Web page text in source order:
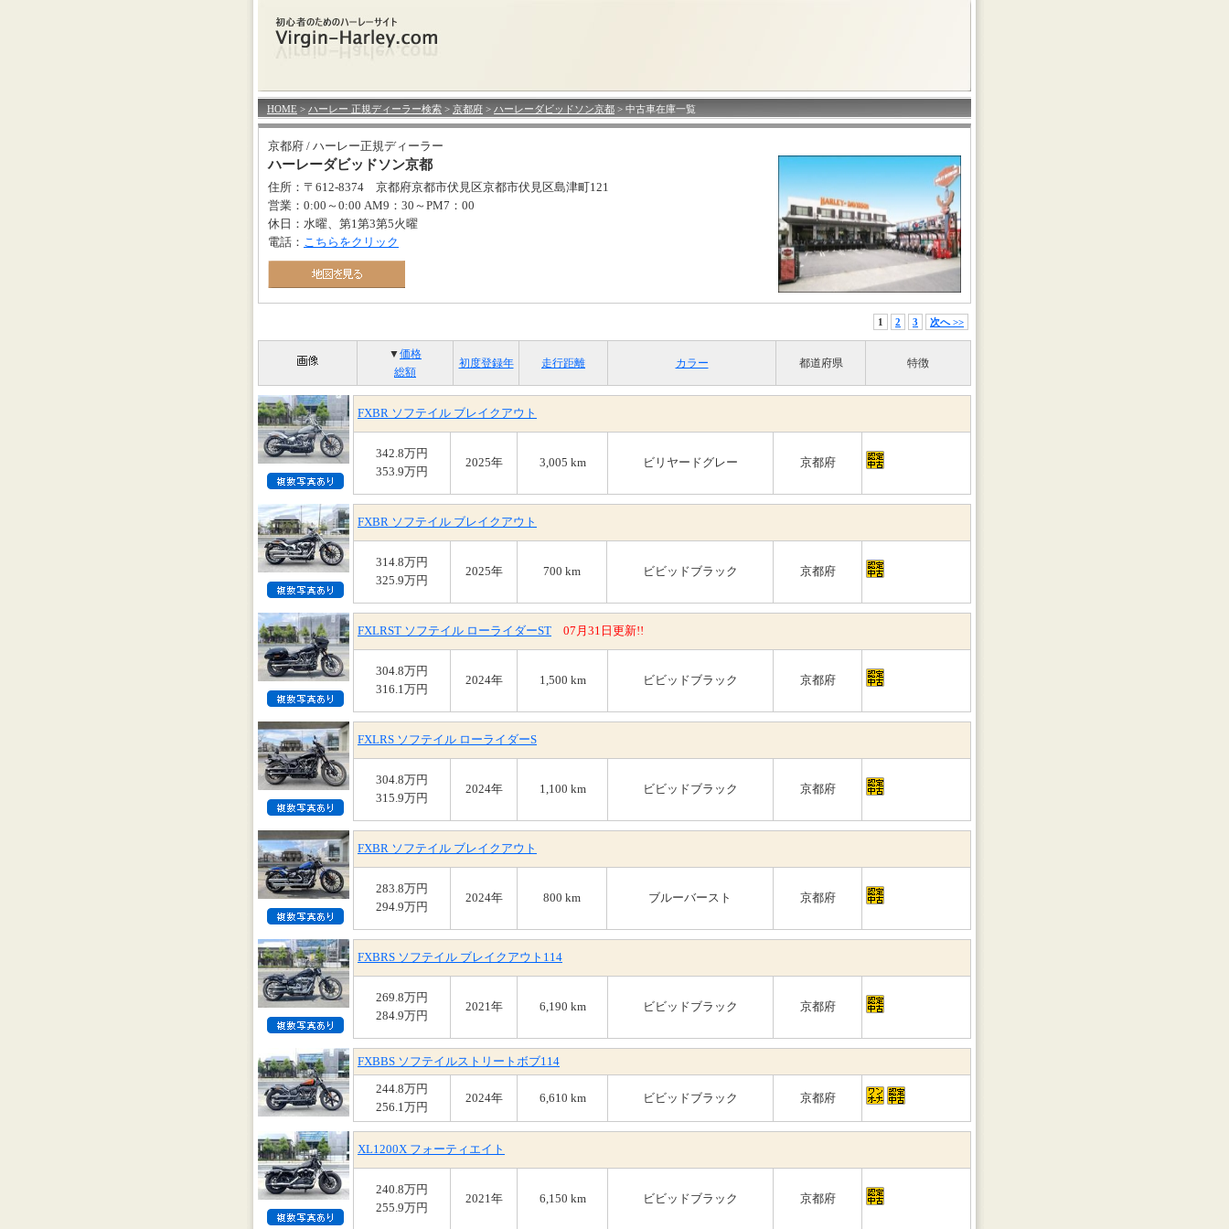
HOME > ハーレー 正規ディーラー検索 > 京都府 > ハーレーダビッドソン京都 > 中古車在庫一覧
京都府 / ハーレー正規ディーラー
ハーレーダビッドソン京都
住所：〒612-8374 京都府京都市伏見区京都市伏見区島津町121
営業：0:00～0:00 AM9：30～PM7：00
休日：水曜、第1第3第5火曜
電話： こちらをクリック
1 2 3 次へ >>
▼価格
総額
初度登録年 走行距離 カラー 都道府県 特徴
FXBR ソフテイル ブレイクアウト
342.8万円
353.9万円
2025年 3,005 km ビリヤードグレー 京都府
FXBR ソフテイル ブレイクアウト
314.8万円
325.9万円
2025年 700 km ビビッドブラック 京都府
FXLRST ソフテイル ローライダーST 07月31日更新!!
304.8万円
316.1万円
2024年 1,500 km ビビッドブラック 京都府
FXLRS ソフテイル ローライダーS
304.8万円
315.9万円
2024年 1,100 km ビビッドブラック 京都府
FXBR ソフテイル ブレイクアウト
283.8万円
294.9万円
2024年 800 km ブルーバースト 京都府
FXBRS ソフテイル ブレイクアウト114
269.8万円
284.9万円
2021年 6,190 km ビビッドブラック 京都府
FXBBS ソフテイルストリートボブ114
244.8万円
256.1万円
2024年 6,610 km ビビッドブラック 京都府
XL1200X フォーティエイト
240.8万円
255.9万円
2021年 6,150 km ビビッドブラック 京都府